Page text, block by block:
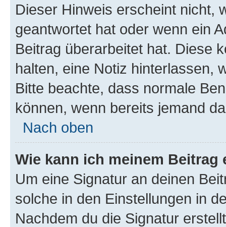
Dieser Hinweis erscheint nicht,
geantwortet hat oder wenn ein
Beitrag überarbeitet hat. Diese
halten, eine Notiz hinterlassen,
Bitte beachte, dass normale
können, wenn bereits jemand
Nach oben
Wie kann ich meinem
Um eine Signatur an deinen
solche in den Einstellungen in
Nachdem du die Signatur